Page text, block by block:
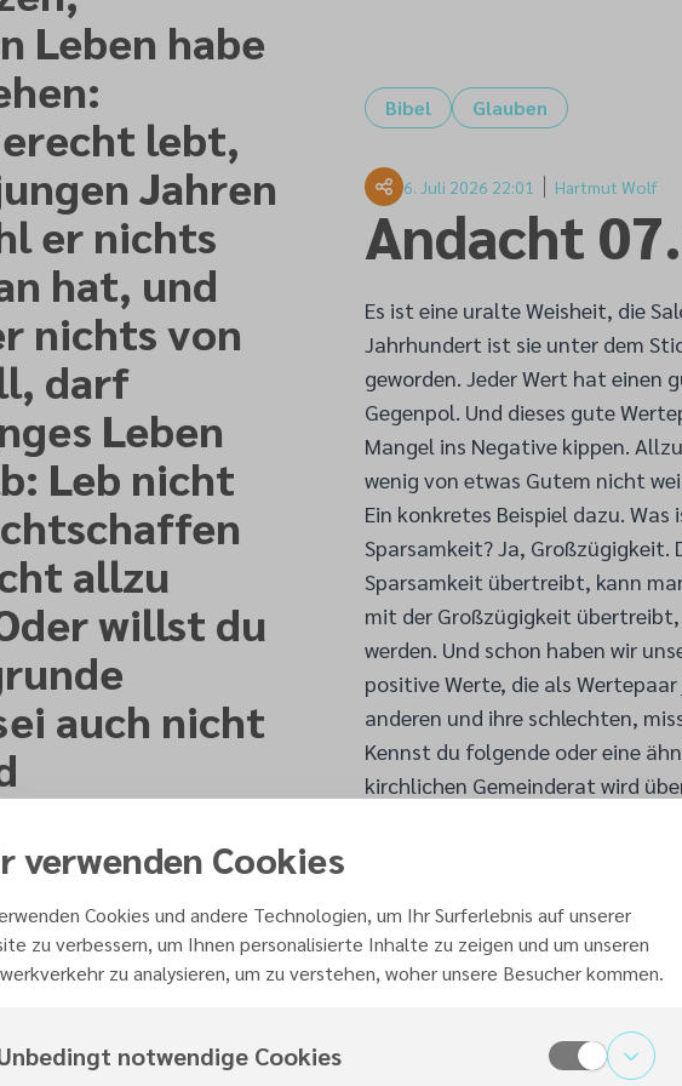
Bibel Glauben
6. Juli 2026 22:01 Hartmut Wolf
Andacht
Es ist eine uralte Weisheit, die
Jahrhundert ist sie unter dem
geworden. Jeder Wert hat einen
Gegenpol. Und dieses gute
Mangel ins Negative kippen.
wenig von etwas Gutem nicht
Ein konkretes Beispiel dazu.
Sparsamkeit? Ja, Großzügigkeit.
Sparsamkeit übertreibt, kann
mit der Großzügigkeit
werden. Und schon haben wir
positive Werte, die als
anderen und ihre schlechten,
Kennst du folgende oder eine
kirchlichen Gemeinderat wird
Teppichs für den
wichtigere Dinge Geld sparen
Die anderen wollen großzügig
Wertvollste ist gut genug. Diese
Geiz, während die anderen
vertritt einen positiven Wert
Lasst uns im Sinne der
Leben habe
lebt,
Jahren
er nichts
hat, und
nichts von
darf
Leben
Leb nicht
allzu
willst du
auch nicht
willst du
Zeit
Es ist am
das eine
dennoch
Denn
verwenden Cookies
Cookies und andere Technologien, um Ihr Surferlebnis auf unserer
zu verbessern, um Ihnen personalisierte Inhalte zu zeigen und um unseren
zu analysieren, um zu verstehen, woher unsere Besucher kommen.
notwendige Cookies